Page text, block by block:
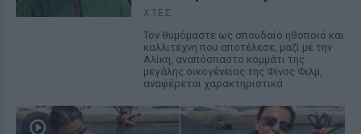
ΧΤΕΣ
Τον θυμόμαστε ως σπουδαίο ηθοποιό και
καλλιτέχνη που αποτέλεσε, μαζί με την
Αλίκη, αναπόσπαστο κομμάτι της
μεγάλης οικογένειας της Φίνος Φιλμ,
αναφέρεται χαρακτηριστικά